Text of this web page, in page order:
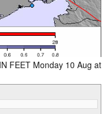
FEET Monday 10 Aug at